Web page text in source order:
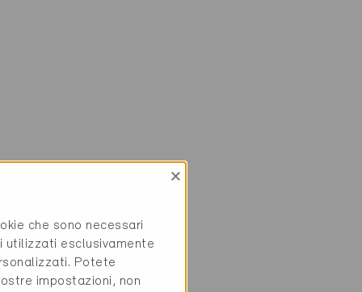
×
che sono necessari
utilizzati esclusivamente
Potete
impostazioni, non